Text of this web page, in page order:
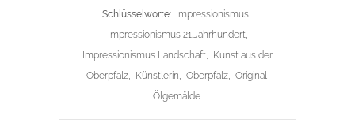
Schlüsselworte:
Impressionismus,
Impressionismus 21.Jahrhundert,
Impressionismus Landschaft, Kunst aus der
Oberpfalz, Künstlerin, Oberpfalz, Original
Ölgemälde